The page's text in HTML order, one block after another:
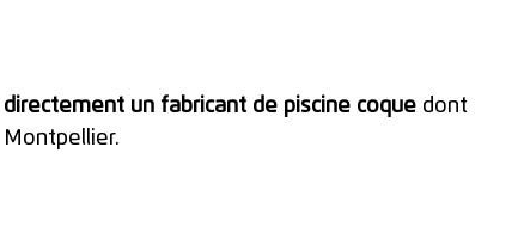
un fabricant de piscine coque dont